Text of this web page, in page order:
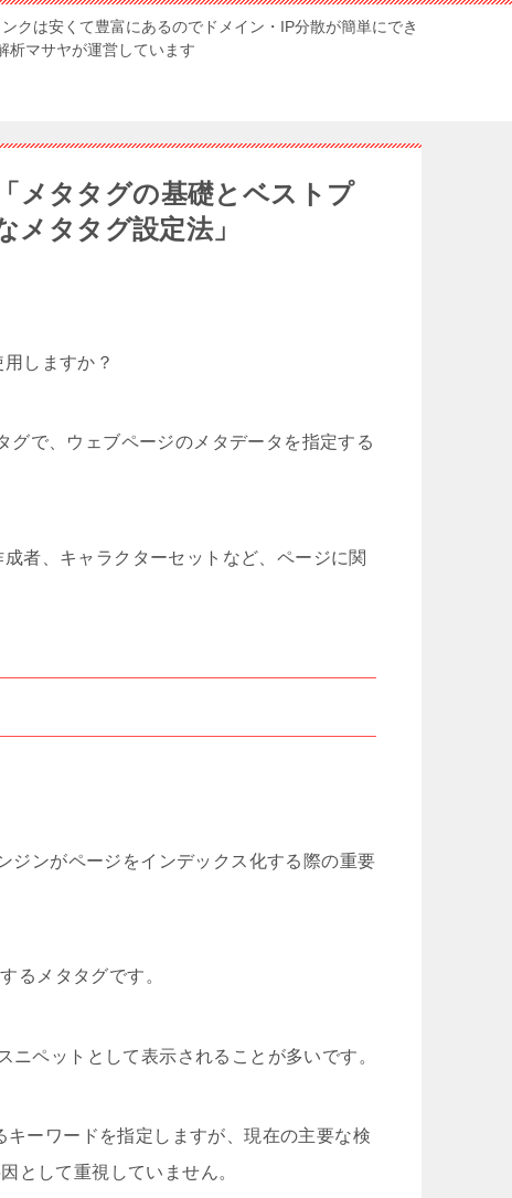
クは安くて豊富にあるのでドメイン・IP分散が簡単にでき
析マサヤが運営しています
メタタグの基礎とベストプ
タタグ設定法」
しますか？
グで、ウェブページのメタデータを指定する
者、キャラクターセットなど、ページに関
ジンがページをインデックス化する際の重要
るメタタグです。
ペットとして表示されることが多いです。
キーワードを指定しますが、現在の主要な検
として重視していません。